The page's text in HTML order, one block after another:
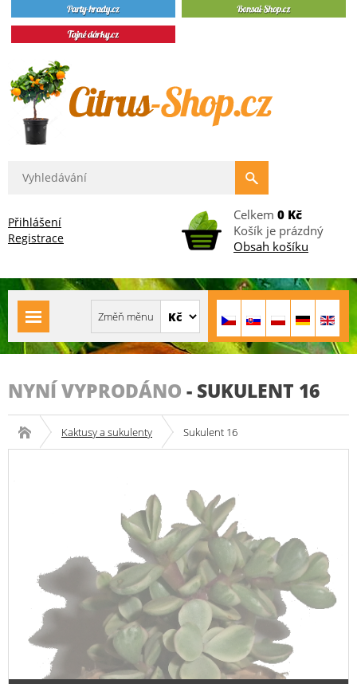
Přihlášení
Registrace
Celkem 0 Kč
Košík je prázdný
Obsah košíku
NYNÍ VYPRODÁNO - SUKULENT 16
Kaktusy a sukulenty Sukulent 16